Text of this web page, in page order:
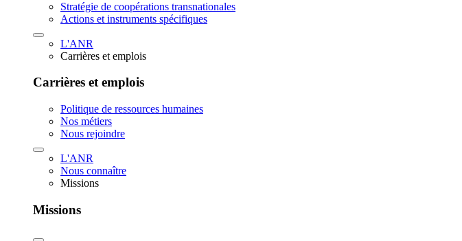
Stratégie de coopérations transnationales
Actions et instruments spécifiques
L'ANR
Carrières et emplois
Carrières et emplois
Politique de ressources humaines
Nos métiers
Nous rejoindre
L'ANR
Nous connaître
Missions
Missions